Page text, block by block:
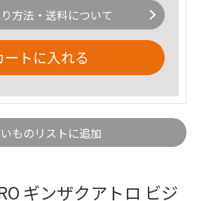
方法・送料について
ートに入れる
ものリストに追加
ギンザクアトロ ビジ